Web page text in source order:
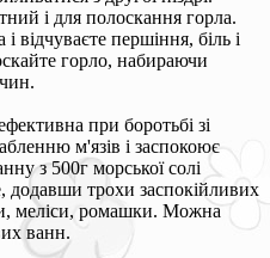
і для полоскання горла.
відчуваєте першіння, біль і
горло, набираючи
при боротьбі зі
м'язів і заспокоює
з 500г морської солі
трохи заспокійливих
меліси, ромашки. Можна
ванн.